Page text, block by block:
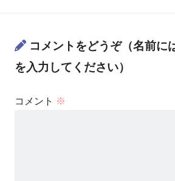
コメントをどうぞ（名前に
を入力してください）
コメント ※